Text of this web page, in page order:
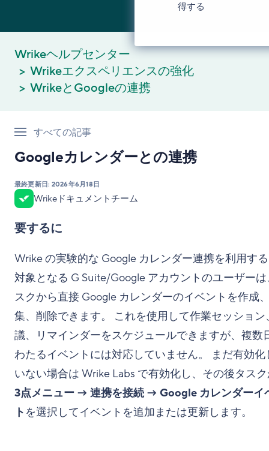
得する
Wrikeヘルプセンター
Wrikeエクスペリエンスの強化
WrikeとGoogleの連携
すべての記事
Googleカレンダーとの連携
最終更新日: 2026年6月18日
Wrikeドキュメントチーム
要するに
Wrike の実験的な Google カレンダー連携を利用す
対象となる G Suite/Google アカウントのユーザー
スクから直接 Google カレンダーのイベントを作成
集、削除できます。 これを使用して作業セッション
議、リマインダーをスケジュールできますが、複数
わたるイベントには対応していません。 まだ有効化
いない場合は Wrike Labs で有効化し、その後タス
3点メニュー → 連携を接続 → Google カレンダーイ
ト を選択してイベントを追加または更新します。